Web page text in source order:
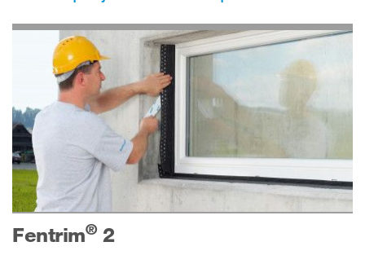
Fentrim® 2